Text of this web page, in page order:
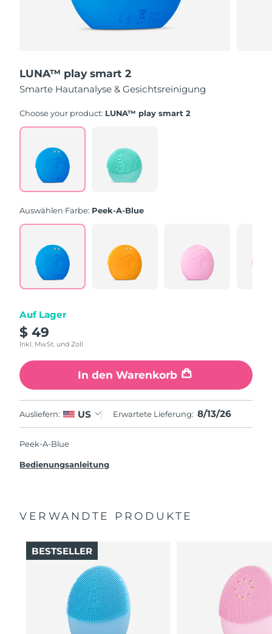
LUNA™ play smart 2
Smarte Hautanalyse & Gesichtsreinigung
Choose your product: LUNA™ play smart 2
Auswählen Farbe: Peek-A-Blue
Auf Lager
$ 49
Inkl. MwSt. und Zoll
In den Warenkorb
Ausliefern: US Erwartete Lieferung: 8/13/26
Peek-A-Blue
Bedienungsanleitung
VERWANDTE PRODUKTE
BESTSELLER